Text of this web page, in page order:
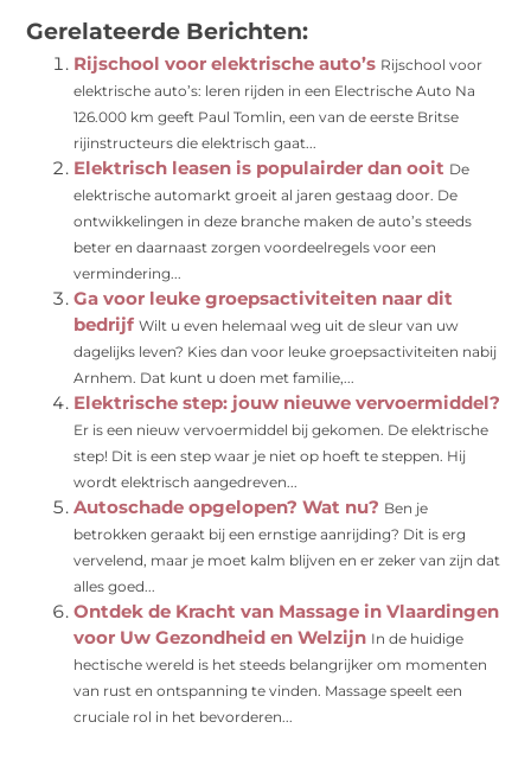
Gerelateerde Berichten:
Rijschool voor elektrische auto’s Rijschool voor
elektrische auto’s: leren rijden in een Electrische Auto Na
126.000 km geeft Paul Tomlin, een van de eerste Britse
rijinstructeurs die elektrisch gaat...
Elektrisch leasen is populairder dan ooit De
elektrische automarkt groeit al jaren gestaag door. De
ontwikkelingen in deze branche maken de auto’s steeds
beter en daarnaast zorgen voordeelregels voor een
vermindering...
Ga voor leuke groepsactiviteiten naar dit
bedrijf Wilt u even helemaal weg uit de sleur van uw
dagelijks leven? Kies dan voor leuke groepsactiviteiten nabij
Arnhem. Dat kunt u doen met familie,...
Elektrische step: jouw nieuwe vervoermiddel?
Er is een nieuw vervoermiddel bij gekomen. De elektrische
step! Dit is een step waar je niet op hoeft te steppen. Hij
wordt elektrisch aangedreven...
Autoschade opgelopen? Wat nu? Ben je
betrokken geraakt bij een ernstige aanrijding? Dit is erg
vervelend, maar je moet kalm blijven en er zeker van zijn dat
alles goed...
Ontdek de Kracht van Massage in Vlaardingen
voor Uw Gezondheid en Welzijn In de huidige
hectische wereld is het steeds belangrijker om momenten
van rust en ontspanning te vinden. Massage speelt een
cruciale rol in het bevorderen...